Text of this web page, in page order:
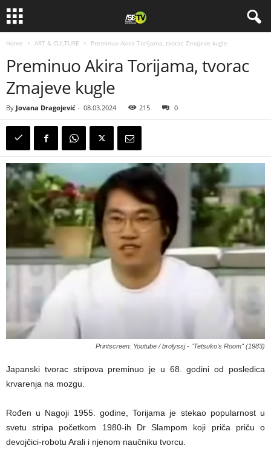
Home ART & CULTURE Preminuo Akira Torijama, tvorac Zmajeve kugle
Preminuo Akira Torijama, tvorac
Zmajeve kugle
By Jovana Dragojević - 08.03.2024 215 0
Printscreen: Youtube / brolyssj - "Tetsuko’s Room" (1983)
Japanski tvorac stripova preminuo je u 68. godini od posledica
krvarenja na mozgu.
Rođen u Nagoji 1955. godine, Torijama je stekao popularnost u
svetu stripa početkom 1980-ih Dr Slampom koji priča priču o
devojčici-robotu Arali i njenom naučniku tvorcu.